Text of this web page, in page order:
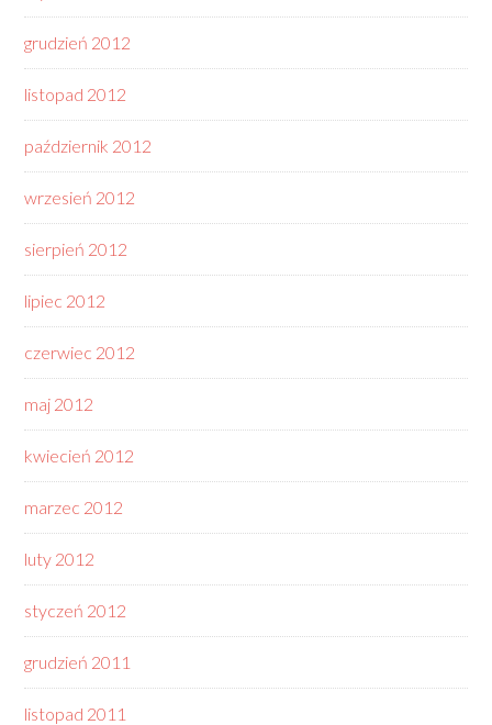
grudzień 2012
listopad 2012
październik 2012
wrzesień 2012
sierpień 2012
lipiec 2012
czerwiec 2012
maj 2012
kwiecień 2012
marzec 2012
luty 2012
styczeń 2012
grudzień 2011
listopad 2011